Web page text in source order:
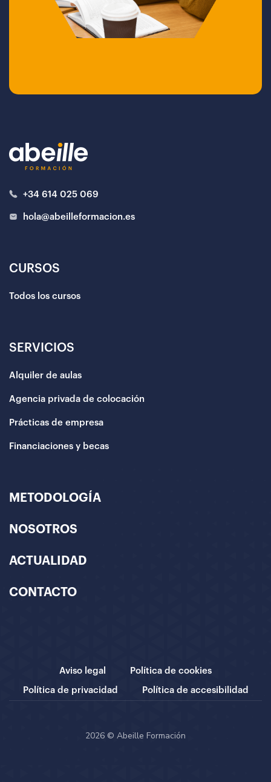
+34 614 025 069
hola@abeilleformacion.es
CURSOS
Todos los cursos
SERVICIOS
Alquiler de aulas
Agencia privada de colocación
Prácticas de empresa
Financiaciones y becas
METODOLOGÍA
NOSOTROS
ACTUALIDAD
CONTACTO
Aviso legal Política de cookies
Política de privacidad Política de accesibilidad
2026 © Abeille Formación